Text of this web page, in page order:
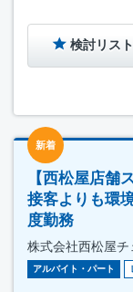
検討リス
新着
【西松屋店舗
接客よりも環
度勤務
株式会社西松屋
アルバイト・パート